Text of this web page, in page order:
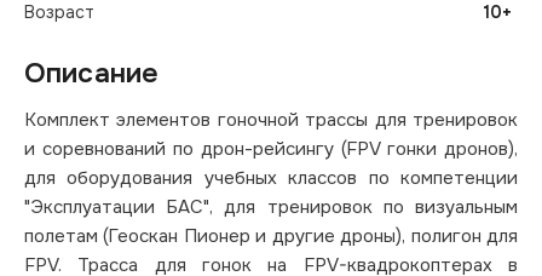
Возраст
10+
Описание
Комплект элементов гоночной трассы для тренировок
и соревнований по дрон-рейсингу (FPV гонки дронов),
для оборудования учебных классов по компетенции
"Эксплуатации БАС", для тренировок по визуальным
полетам (Геоскан Пионер и другие дроны), полигон для
FPV. Трасса для гонок на FPV-квадрокоптерах в